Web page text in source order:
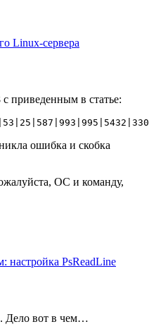
Linux-сервера
приведенным в статье:
ошибка и скобка
ОС и команду,
настройка PsReadLine
Дело вот в чем…